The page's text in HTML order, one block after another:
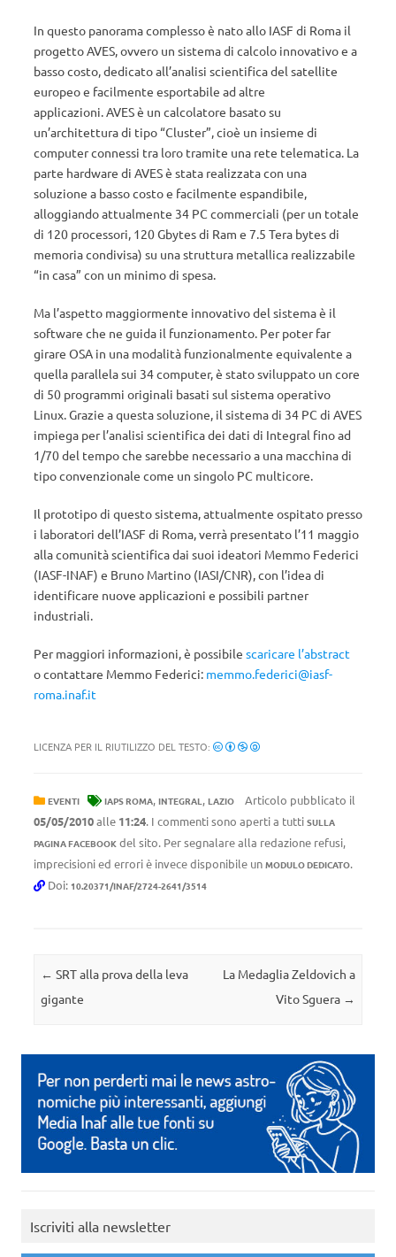
In questo panorama complesso è nato allo IASF di Roma il
progetto AVES, ovvero un sistema di calcolo innovativo e a
basso costo, dedicato all’analisi scientifica del satellite
europeo e facilmente esportabile ad altre
applicazioni. AVES è un calcolatore basato su
un’architettura di tipo “Cluster”, cioè un insieme di
computer connessi tra loro tramite una rete telematica. La
parte hardware di AVES è stata realizzata con una
soluzione a basso costo e facilmente espandibile,
alloggiando attualmente 34 PC commerciali (per un totale
di 120 processori, 120 Gbytes di Ram e 7.5 Tera bytes di
memoria condivisa) su una struttura metallica realizzabile
“in casa” con un minimo di spesa.
Ma l’aspetto maggiormente innovativo del sistema è il
software che ne guida il funzionamento. Per poter far
girare OSA in una modalità funzionalmente equivalente a
quella parallela sui 34 computer, è stato sviluppato un core
di 50 programmi originali basati sul sistema operativo
Linux. Grazie a questa soluzione, il sistema di 34 PC di AVES
impiega per l’analisi scientifica dei dati di Integral fino ad
1/70 del tempo che sarebbe necessario a una macchina di
tipo convenzionale come un singolo PC multicore.
Il prototipo di questo sistema, attualmente ospitato presso
i laboratori dell’IASF di Roma, verrà presentato l’11 maggio
alla comunità scientifica dai suoi ideatori Memmo Federici
(IASF-INAF) e Bruno Martino (IASI/CNR), con l’idea di
identificare nuove applicazioni e possibili partner
industriali.
Per maggiori informazioni, è possibile scaricare l’abstract
o contattare Memmo Federici: memmo.federici@iasf-
roma.inaf.it
LICENZA PER IL RIUTILIZZO DEL TESTO:
EVENTI IAPS ROMA, INTEGRAL, LAZIO
Articolo pubblicato il
05/05/2010alle 11:24. I commenti sono aperti a tutti SULLA
PAGINA FACEBOOK del sito. Per segnalare alla redazione refusi,
imprecisioni ed errori è invece disponibile un MODULO DEDICATO.
Doi: 10.20371/INAF/2724-2641/3514
Navigazione articolo
← SRT alla prova della leva
gigante
La Medaglia Zeldovich a
Vito Sguera →
Iscriviti alla newsletter